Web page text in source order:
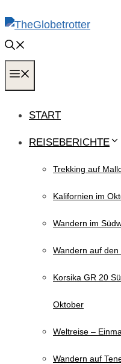
Inhalt
springen
START
REISEBERICHTE
Trekking auf
Kalifornien im
Wandern im
Wandern auf den
Korsika GR 20
Oktober
Weltreise –
Wandern auf